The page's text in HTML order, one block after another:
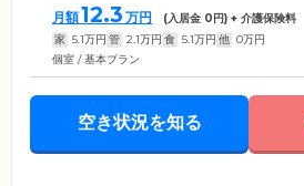
月額12.3 万円 (入居金 0円) + 介護保険料
家 5.1万円 管 2.1万円 食 5.1万円 他 0万円
個室 / 基本プラン
空き状況を知る